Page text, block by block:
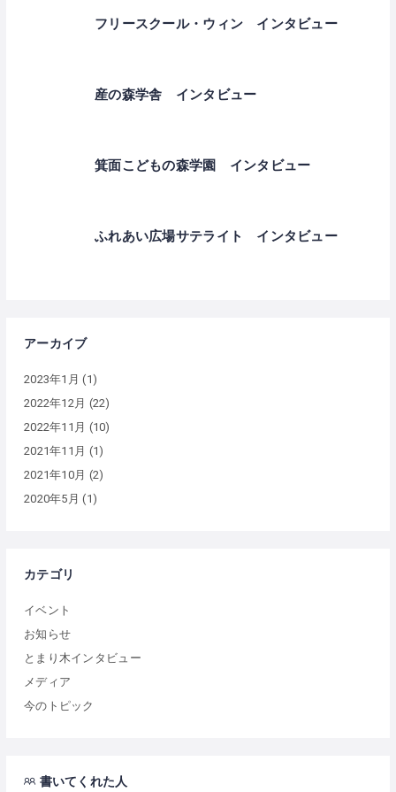
フリースクール・ウィン インタビュー
産の森学舎 インタビュー
箕面こどもの森学園 インタビュー
ふれあい広場サテライト インタビュー
アーカイブ
2023年1月 (1)
2022年12月 (22)
2022年11月 (10)
2021年11月 (1)
2021年10月 (2)
2020年5月 (1)
カテゴリ
イベント
お知らせ
とまり木インタビュー
メディア
今のトピック
書いてくれた人